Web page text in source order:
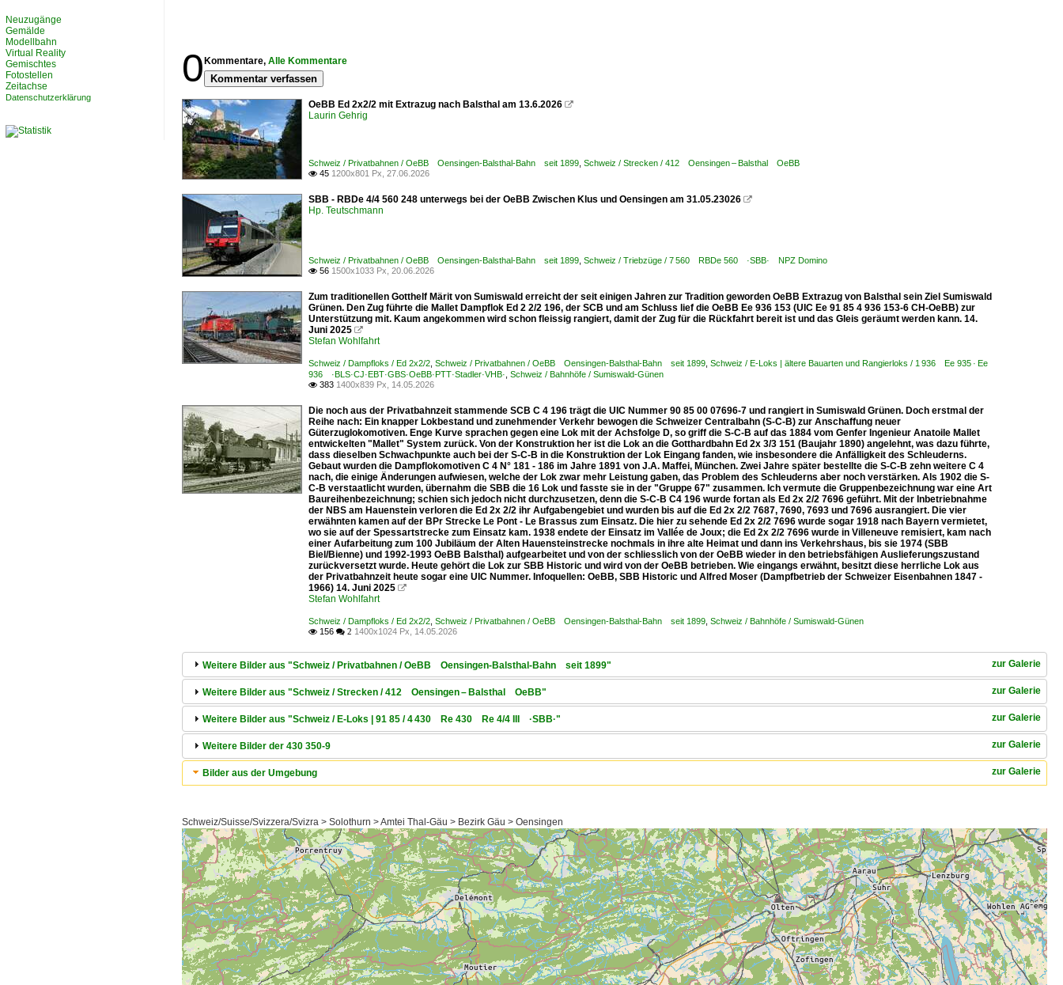
0 Kommentare, Alle Kommentare
Kommentar verfassen
OeBB Ed 2x2/2 mit Extrazug nach Balsthal am 13.6.2026 
Laurin Gehrig
Schweiz / Privatbahnen / OeBB Oensingen-Balsthal-Bahn seit 1899 Schweiz / Strecken / 412 Oensingen – Balsthal OeBB
 45 1200x801 Px, 27.06.2026
SBB - RBDe 4/4 560 248 unterwegs bei der OeBB Zwischen Klus und Oensingen am 31.05.23026 
Hp. Teutschmann
Schweiz / Privatbahnen / OeBB Oensingen-Balsthal-Bahn seit 1899 Schweiz / Triebzüge / 7 560 RBDe 560 ·SBB· NPZ Domino
 56 1500x1033 Px, 20.06.2026
Zum traditionellen Gotthelf Märit von Sumiswald erreicht der seit einigen Jahren zur Tradition geworden OeBB Extrazug von Balsthal sein Ziel Sumiswald
Grünen. Den Zug führte die Mallet Dampflok Ed 2 2/2 196, der SCB und am Schluss lief die OeBB Ee 936 153 (UIC Ee 91 85 4 936 153-6 CH-OeBB) zur
Unterstützung mit. Kaum angekommen wird schon fleissig rangiert, damit der Zug für die Rückfahrt bereit ist und das Gleis geräumt werden kann. 14.
Juni 2025 
Stefan Wohlfahrt
Schweiz / Dampfloks / Ed 2x2/2 Schweiz / Privatbahnen / OeBB Oensingen-Balsthal-Bahn seit 1899 Schweiz / E-Loks | ältere Bauarten und Rangierloks / 1 936 Ee 935 · Ee
936 ·BLS·CJ·EBT·GBS·OeBB·PTT·Stadler·VHB· Schweiz / Bahnhöfe / Sumiswald-Günen
 383 1400x839 Px, 14.05.2026
Die noch aus der Privatbahnzeit stammende SCB C 4 196 trägt die UIC Nummer 90 85 00 07696-7 und rangiert in Sumiswald Grünen. Doch erstmal der
Reihe nach: Ein knapper Lokbestand und zunehmender Verkehr bewogen die Schweizer Centralbahn (S-C-B) zur Anschaffung neuer
Güterzuglokomotiven. Enge Kurve sprachen gegen eine Lok mit der Achsfolge D, so griff die S-C-B auf das 1884 vom Genfer Ingenieur Anatoile Mallet
entwickelten "Mallet" System zurück. Von der Konstruktion her ist die Lok an die Gotthardbahn Ed 2x 3/3 151 (Baujahr 1890) angelehnt, was dazu führte,
dass dieselben Schwachpunkte auch bei der S-C-B in die Konstruktion der Lok Eingang fanden, wie insbesondere die Anfälligkeit des Schleuderns.
Gebaut wurden die Dampflokomotiven C 4 N° 181 - 186 im Jahre 1891 von J.A. Maffei, München. Zwei Jahre später bestellte die S-C-B zehn weitere C 4
nach, die einige Änderungen aufwiesen, welche der Lok zwar mehr Leistung gaben, das Problem des Schleuderns aber noch verstärken. Als 1902 die S-
C-B verstaatlicht wurden, übernahm die SBB die 16 Lok und fasste sie in der "Gruppe 67" zusammen. Ich vermute die Gruppenbezeichnung war eine Art
Baureihenbezeichnung; schien sich jedoch nicht durchzusetzen, denn die S-C-B C4 196 wurde fortan als Ed 2x 2/2 7696 geführt. Mit der Inbetriebnahme
der NBS am Hauenstein verloren die Ed 2x 2/2 ihr Aufgabengebiet und wurden bis auf die Ed 2x 2/2 7687, 7690, 7693 und 7696 ausrangiert. Die vier
erwähnten kamen auf der BPr Strecke Le Pont - Le Brassus zum Einsatz. Die hier zu sehende Ed 2x 2/2 7696 wurde sogar 1918 nach Bayern vermietet,
wo sie auf der Spessartstrecke zum Einsatz kam. 1938 endete der Einsatz im Vallée de Joux; die Ed 2x 2/2 7696 wurde in Villeneuve remisiert, kam nach
einer Aufarbeitung zum 100 Jubiläum der Alten Hauensteinstrecke nochmals in ihre alte Heimat und dann ins Verkehrshaus, bis sie 1974 (SBB
Biel/Bienne) und 1992-1993 OeBB Balsthal) aufgearbeitet und von der schliesslich von der OeBB wieder in den betriebsfähigen Auslieferungszustand
zurückversetzt wurde. Heute gehört die Lok zur SBB Historic und wird von der OeBB betrieben. Wie eingangs erwähnt, besitzt diese herrliche Lok aus
der Privatbahnzeit heute sogar eine UIC Nummer. Infoquellen: OeBB, SBB Historic und Alfred Moser (Dampfbetrieb der Schweizer Eisenbahnen 1847 -
1966) 14. Juni 2025 
Stefan Wohlfahrt
Schweiz / Dampfloks / Ed 2x2/2 Schweiz / Privatbahnen / OeBB Oensingen-Balsthal-Bahn seit 1899 Schweiz / Bahnhöfe / Sumiswald-Günen
 156  2 1400x1024 Px, 14.05.2026
zur Galerie
Weitere Bilder aus "Schweiz / Privatbahnen / OeBB Oensingen-Balsthal-Bahn seit 1899"
zur Galerie
Weitere Bilder aus "Schweiz / Strecken / 412 Oensingen – Balsthal OeBB"
zur Galerie
Weitere Bilder aus "Schweiz / E-Loks | 91 85 / 4 430 Re 430 Re 4/4 III ·SBB·"
zur Galerie
Weitere Bilder der 430 350-9
zur Galerie
Bilder aus der Umgebung
Schweiz/Suisse/Svizzera/Svizra > Solothurn > Amtei Thal-Gäu > Bezirk Gäu > Oensingen
Neuzugänge
Gemälde
Modellbahn
Virtual Reality
Gemischtes
Fotostellen
Zeitachse
Datenschutzerklärung